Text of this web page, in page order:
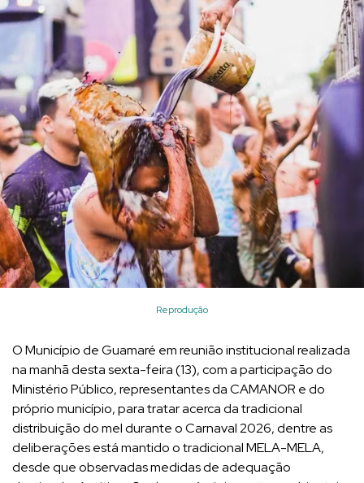
Reprodução
O Município de Guamaré em reunião institucional realizada
na manhã desta sexta-feira (13), com a participação do
Ministério Público, representantes da CAMANOR e do
próprio município, para tratar acerca da tradicional
distribuição do mel durante o Carnaval 2026, dentre as
deliberações está mantido o tradicional MELA-MELA,
desde que observadas medidas de adequação